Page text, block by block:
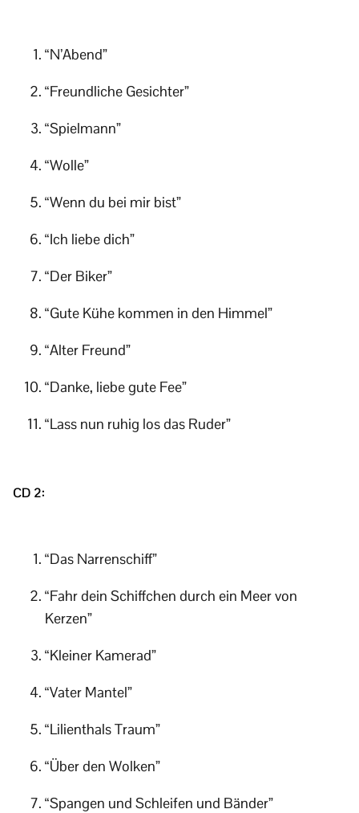
“N’Abend”
“Freundliche Gesichter”
“Spielmann”
“Wolle”
“Wenn du bei mir bist”
“Ich liebe dich”
“Der Biker”
“Gute Kühe kommen in den Himmel”
“Alter Freund”
“Danke, liebe gute Fee”
“Lass nun ruhig los das Ruder”
CD 2:
“Das Narrenschiff”
“Fahr dein Schiffchen durch ein Meer von
Kerzen”
“Kleiner Kamerad”
“Vater Mantel”
“Lilienthals Traum”
“Über den Wolken”
“Spangen und Schleifen und Bänder”